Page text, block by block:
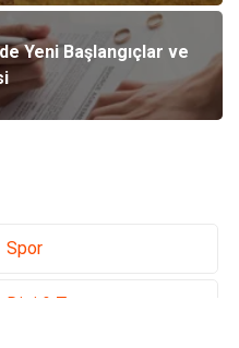
Yeni Başlangıçlar ve
Spor
Dizi & Tv